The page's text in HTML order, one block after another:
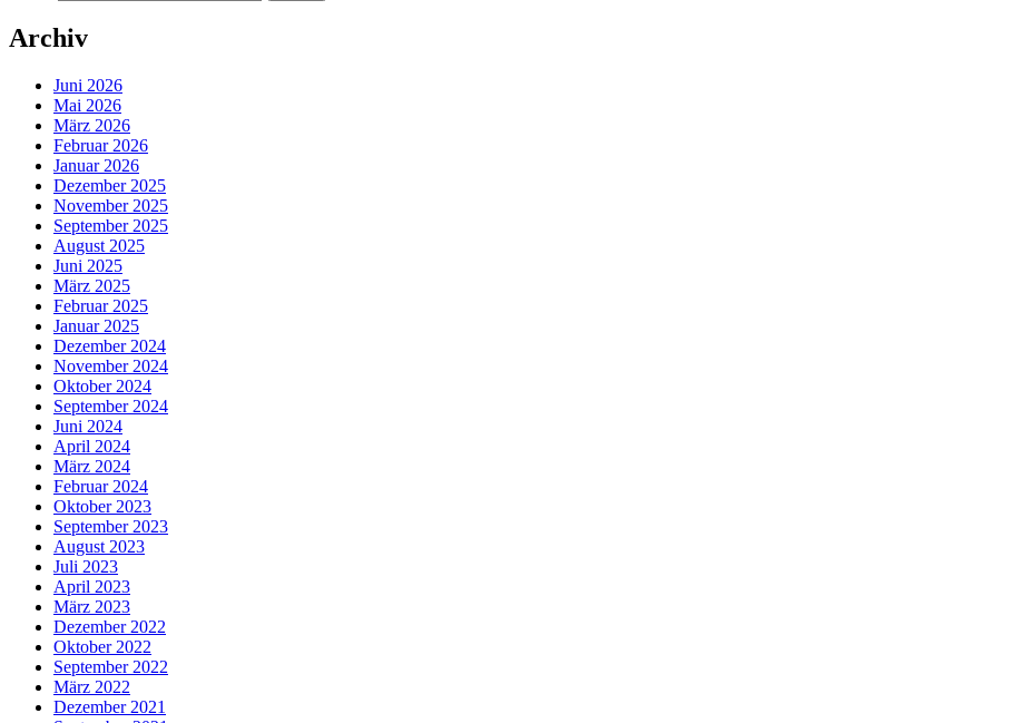
Archiv
Juni 2026
Mai 2026
März 2026
Februar 2026
Januar 2026
Dezember 2025
November 2025
September 2025
August 2025
Juni 2025
März 2025
Februar 2025
Januar 2025
Dezember 2024
November 2024
Oktober 2024
September 2024
Juni 2024
April 2024
März 2024
Februar 2024
Oktober 2023
September 2023
August 2023
Juli 2023
April 2023
März 2023
Dezember 2022
Oktober 2022
September 2022
März 2022
Dezember 2021